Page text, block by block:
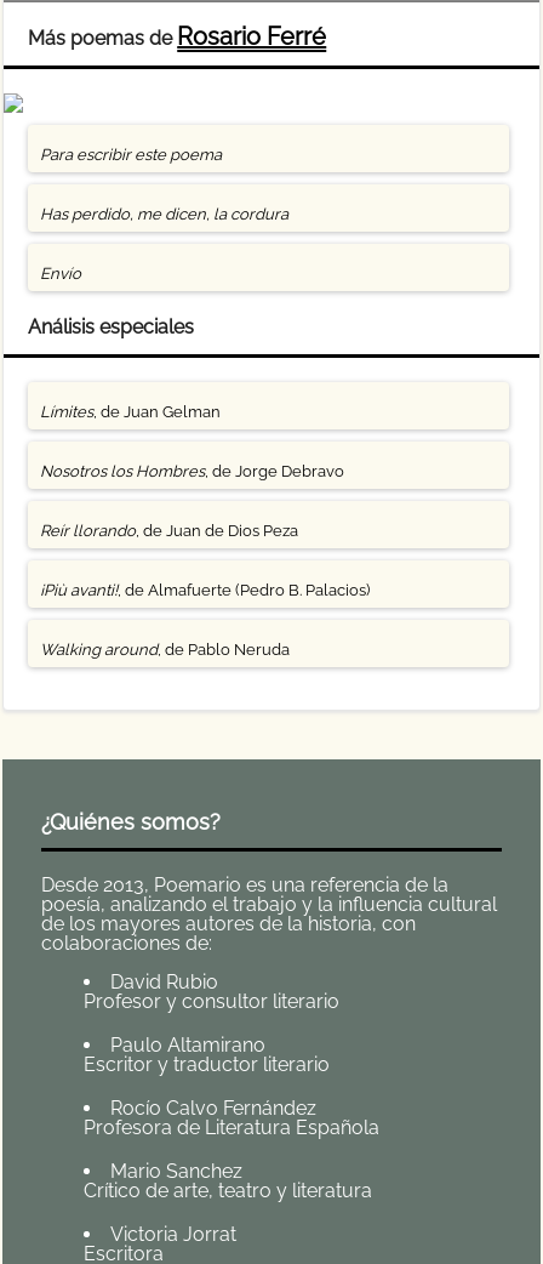
Más poemas de Rosario Ferré
Para escribir este poema
Has perdido, me dicen, la cordura
Envío
Análisis especiales
Límites, de Juan Gelman
Nosotros los Hombres, de Jorge Debravo
Reír llorando, de Juan de Dios Peza
¡Più avanti!, de Almafuerte (Pedro B. Palacios)
Walking around, de Pablo Neruda
¿Quiénes somos?
Desde 2013, Poemario es una referencia de la
poesía, analizando el trabajo y la influencia cultural
de los mayores autores de la historia, con
colaboraciones de:
David Rubio
Profesor y consultor literario
Paulo Altamirano
Escritor y traductor literario
Rocío Calvo Fernández
Profesora de Literatura Española
Mario Sanchez
Crítico de arte, teatro y literatura
Victoria Jorrat
Escritora